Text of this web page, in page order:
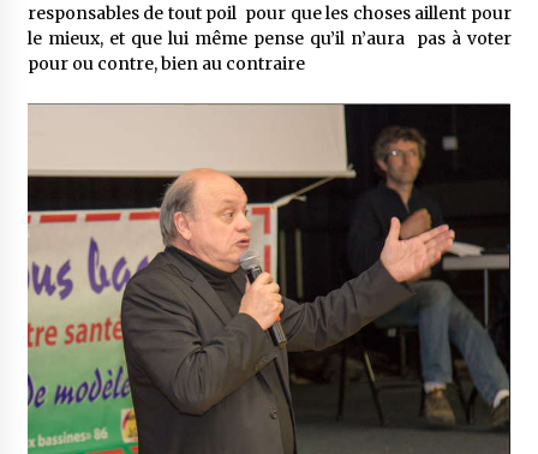
responsables de tout poil pour que les choses aillent pour
le mieux, et que lui même pense qu’il n’aura pas à voter
pour ou contre, bien au contraire